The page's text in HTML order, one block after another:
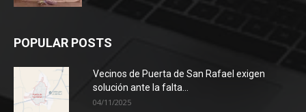
POPULAR POSTS
Vecinos de Puerta de San Rafael exigen
solución ante la falta...
04/11/2025